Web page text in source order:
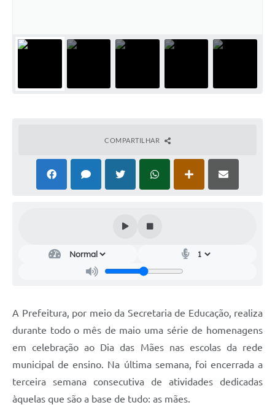
Cemitérios
Arquivos para Download
Participe mais
Contas Públicas
Notícias
Contato
COMPARTILHAR
A Prefeitura, por meio da Secretaria de Educação, realiza
durante todo o mês de maio uma série de homenagens
em celebração ao Dia das Mães nas escolas da rede
municipal de ensino. Na última semana, foi encerrada a
terceira semana consecutiva de atividades dedicadas
àquelas que são a base de tudo: as mães.